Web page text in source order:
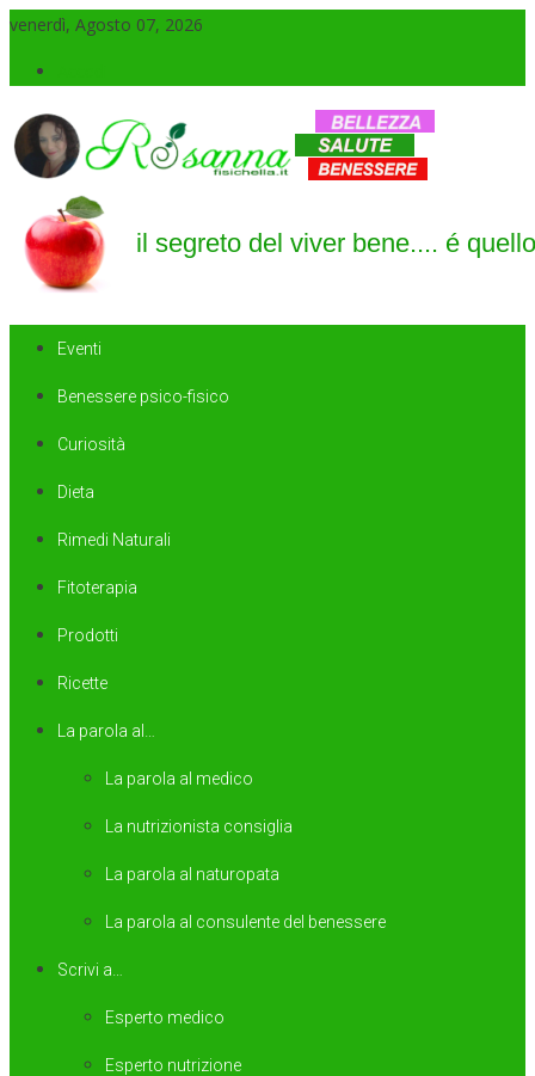
venerdì, Agosto 07, 2026
Il blog di Rosanna
il segreto del viver bene…. é quello di saper sorridere sempre
Eventi
Benessere psico-fisico
Curiosità
Dieta
Rimedi Naturali
Fitoterapia
Prodotti
Ricette
La parola al…
La parola al medico
La nutrizionista consiglia
La parola al naturopata
La parola al consulente del benessere
Scrivi a…
Esperto medico
Esperto nutrizione